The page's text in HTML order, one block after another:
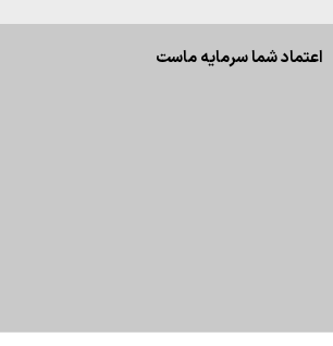
اعتماد شما سرمایه ماست